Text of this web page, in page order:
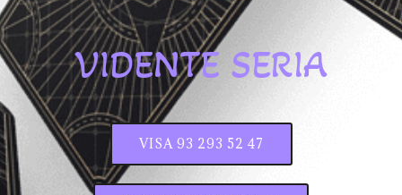
VIDENTE SERIA
VISA 93 293 52 47